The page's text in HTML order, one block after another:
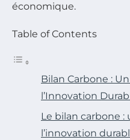
économique.
Table of Contents
Bilan Carbone :
l’Innovation
Le bilan carbone
l’innovation